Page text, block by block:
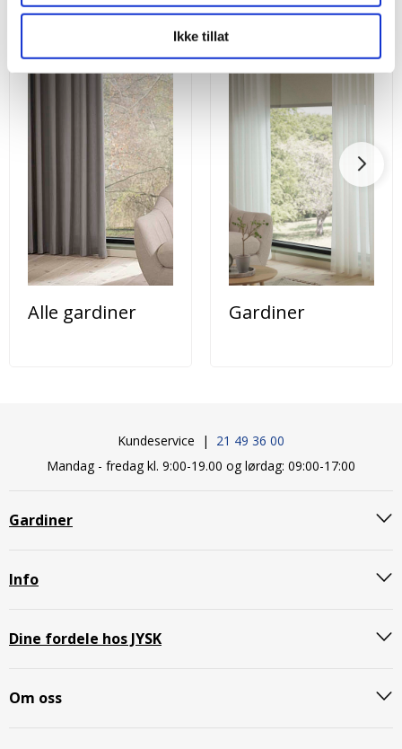
Ikke tillat
Alle gardiner Gardiner
Kundeservice | 21 49 36 00
Mandag - fredag kl. 9:00-19.00 og lørdag: 09:00-17:00
Gardiner
Info
Dine fordele hos JYSK
Om oss